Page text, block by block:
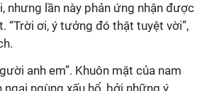
nhưng lần này phản ứng nhận được
“Trời ơi, ý tưởng đó thật tuyệt vời”,
anh em”. Khuôn mặt của nam
ngùng xấu hổ, bởi những ý